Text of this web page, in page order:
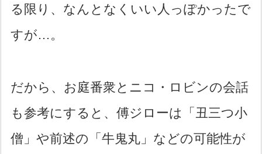
る限り、なんとなくいい人っぽかったで
すが…。
だから、お庭番衆とニコ・ロビンの会話
も参考にすると、傅ジローは「丑三つ小
僧」や前述の「牛鬼丸」などの可能性が